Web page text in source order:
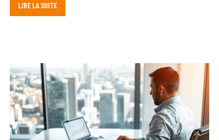
LIRE LA SUITE